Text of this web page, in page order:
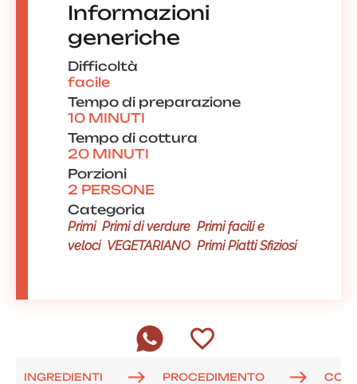
Informazioni
generiche
Difficoltà
facile
Tempo di preparazione
10 MINUTI
Tempo di cottura
20 MINUTI
Porzioni
2 PERSONE
Categoria
Primi Primi di verdure Primi facili e
veloci VEGETARIANO Primi Piatti Sfiziosi
INGREDIENTI PROCEDIMENTO